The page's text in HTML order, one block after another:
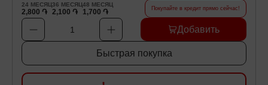
24 МЕСЯЦ
2,800 ֏
36 МЕСЯЦ
2,100 ֏
48 МЕСЯЦ
1,700 ֏ Покупайте в кредит прямо сейчас!
1 Добавить
Быстрая покупка